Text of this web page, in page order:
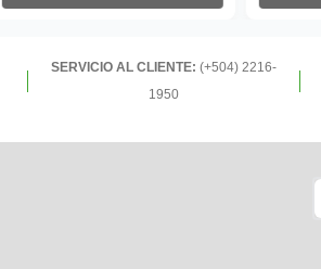
SERVICIO AL CLIENTE: (+504) 2216-
1950